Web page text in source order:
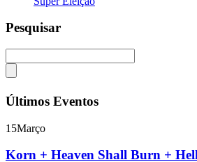
Pesquisar
Últimos Eventos
15Março
Korn + Heaven Shall Burn +